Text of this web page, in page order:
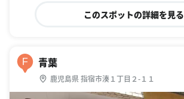
このスポットの詳細を見る
F 青葉
鹿児島県 指宿市湊１丁目２-１１